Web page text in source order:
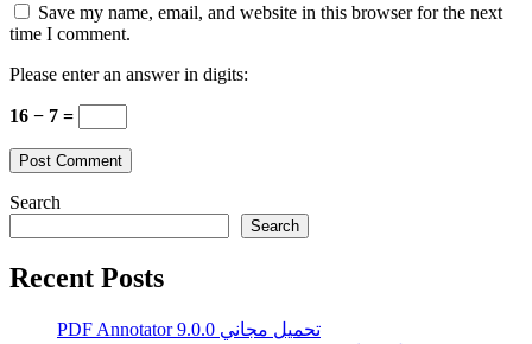
Save my name, email, and website in this browser for the next
time I comment.
Please enter an answer in digits:
16 − 7 =
Search
Search
Recent Posts
PDF Annotator 9.0.0 تحميل مجاني